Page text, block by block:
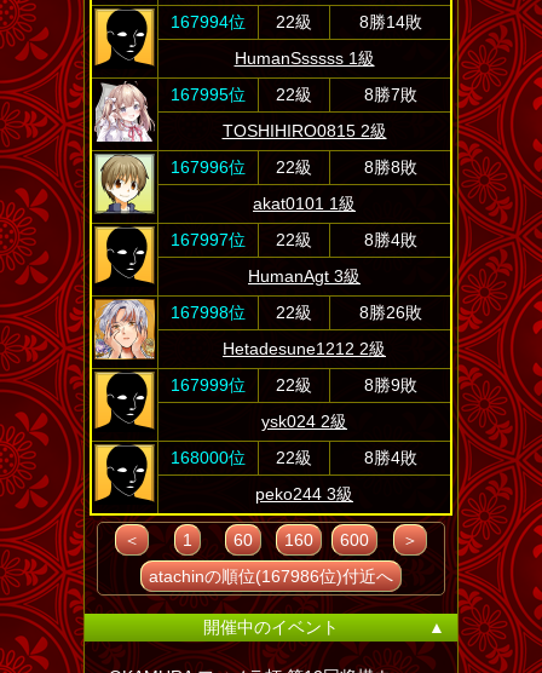
167994位
22級
8勝14敗
HumanSsssss 1級
167995位
22級
8勝7敗
TOSHIHIRO0815 2級
167996位
22級
8勝8敗
akat0101 1級
167997位
22級
8勝4敗
HumanAgt 3級
167998位
22級
8勝26敗
Hetadesune1212 2級
167999位
22級
8勝9敗
ysk024 2級
168000位
22級
8勝4敗
peko244 3級
＜ 1 60 160 600
＞
atachinの順位(167986位)付近へ
開催中のイベント ▲